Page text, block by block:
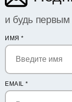
и будь первым
ИМЯ *
EMAIL *